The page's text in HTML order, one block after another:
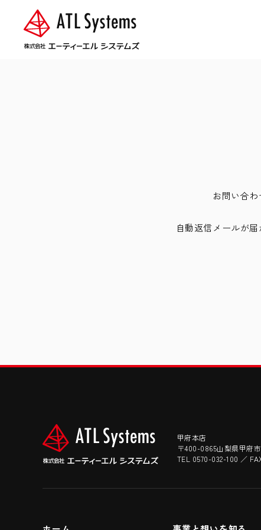
お問い合
自動返信メールが
甲府本店
〒400-0865山梨県甲府
TEL 0570-032-100 ／